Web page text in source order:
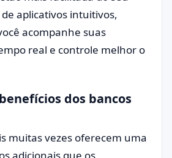
aplicativos intuitivos,
acompanhe suas
real e controle melhor o
dos bancos
muitas vezes oferecem uma